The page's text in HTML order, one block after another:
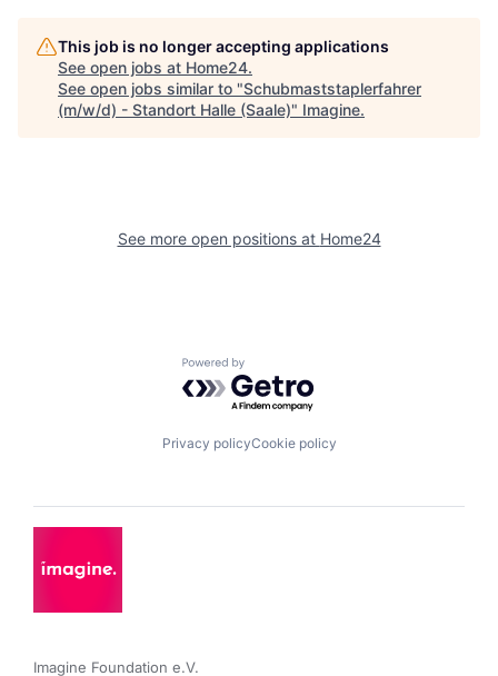
This job is no longer accepting applications
See open jobs at Home24.
See open jobs similar to "Schubmaststaplerfahrer
(m/w/d) - Standort Halle (Saale)" Imagine.
See more open positions at Home24
Powered by Getro.com
Privacy policyCookie policy
Imagine Foundation e.V.